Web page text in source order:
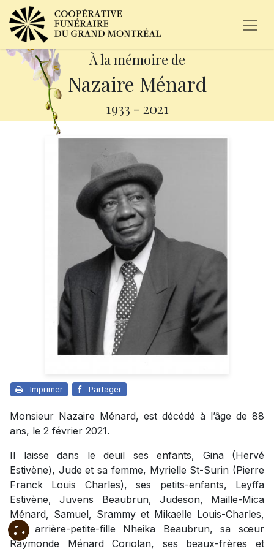
À la mémoire de
Nazaire Ménard
1933 - 2021
Imprimer Partager
Monsieur Nazaire Ménard, est décédé à l’âge de 88
ans, le 2 février 2021.
Il laisse dans le deuil ses enfants, Gina (Hervé
Estivène), Jude et sa femme, Myrielle St-Surin (Pierre
Franck Louis Charles), ses petits-enfants, Leyffa
Estivène, Juvens Beaubrun, Judeson, Maille-Mica
Ménard, Samuel, Srammy et Mikaelle Louis-Charles,
son arrière-petite-fille Nheika Beaubrun, sa sœur
Raymonde Ménard Coriolan, ses beaux-frères et